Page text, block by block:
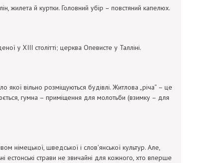
жилета й куртки. Головний убір – повстяний капелюх.
у ХІІІ столітті; церква Опевисте у Талліні.
вільно розміщуються будівлі. Житлова „річа” – це
гумна – приміщення для молотьби (взимку – для
німецької, шведської і слов'янської культур. Але,
естонські страви не звичайні для кожного, хто вперше